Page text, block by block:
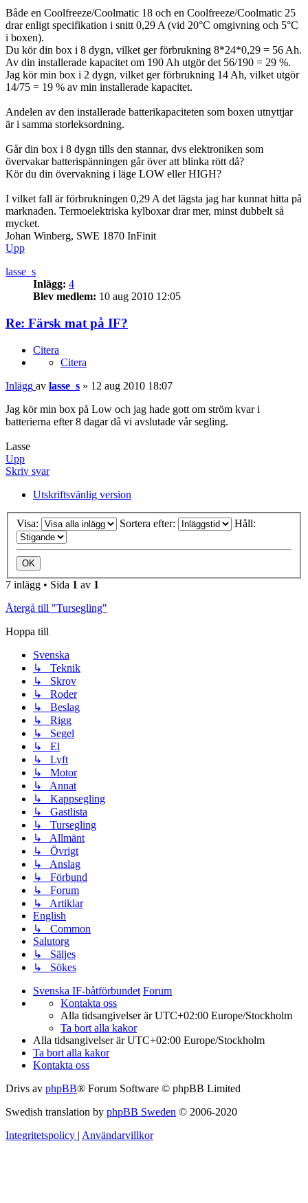
Både en Coolfreeze/Coolmatic 18 och en Coolfreeze/Coolmatic 25
drar enligt specifikation i snitt 0,29 A (vid 20°C omgivning och 5°C
i boxen).
Du kör din box i 8 dygn, vilket ger förbrukning 8*24*0,29 = 56 Ah.
Av din installerade kapacitet om 190 Ah utgör det 56/190 = 29 %.
Jag kör min box i 2 dygn, vilket ger förbrukning 14 Ah, vilket utgör
14/75 = 19 % av min installerade kapacitet.
Andelen av den installerade batterikapaciteten som boxen utnyttjar
är i samma storleksordning.
Går din box i 8 dygn tills den stannar, dvs elektroniken som
övervakar batterispänningen går över att blinka rött då?
Kör du din övervakning i läge LOW eller HIGH?
I vilket fall är förbrukningen 0,29 A det lägsta jag har kunnat hitta på
marknaden. Termoelektriska kylboxar drar mer, minst dubbelt så
mycket.
Johan Winberg, SWE 1870 InFinit
Upp
lasse_s
Inlägg: 4
Blev medlem: 10 aug 2010 12:05
Re: Färsk mat på IF?
Citera
Citera
Inlägg av lasse_s » 12 aug 2010 18:07
Jag kör min box på Low och jag hade gott om ström kvar i
batterierna efter 8 dagar då vi avslutade vår segling.
Lasse
Upp
Skriv svar
Utskriftsvänlig version
Visa: Sortera efter: Håll:
7 inlägg • Sida 1 av 1
Återgå till "Tursegling"
Hoppa till
Svenska
↳ Teknik
↳ Skrov
↳ Roder
↳ Beslag
↳ Rigg
↳ Segel
↳ El
↳ Lyft
↳ Motor
↳ Annat
↳ Kappsegling
↳ Gastlista
↳ Tursegling
↳ Allmänt
↳ Övrigt
↳ Anslag
↳ Förbund
↳ Forum
↳ Artiklar
English
↳ Common
Salutorg
↳ Säljes
↳ Sökes
Svenska IF-båtförbundet Forum
Kontakta oss
Alla tidsangivelser är UTC+02:00 Europe/Stockholm
Ta bort alla kakor
Alla tidsangivelser är UTC+02:00 Europe/Stockholm
Ta bort alla kakor
Kontakta oss
Drivs av phpBB® Forum Software © phpBB Limited
Swedish translation by phpBB Sweden © 2006-2020
Integritetspolicy | Användarvillkor